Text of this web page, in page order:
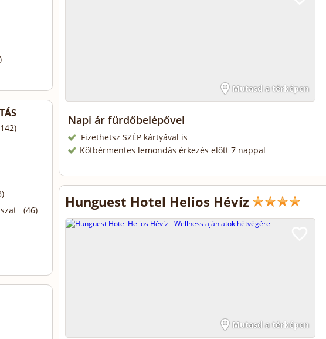
(46)
Mutasd a térképen
Napi ár fürdőbelépővel
Fizethetsz SZÉP kártyával is
Kötbérmentes lemondás érkezés előtt 7 nappal
Hunguest Hotel Helios Hévíz
Mutasd a térképen